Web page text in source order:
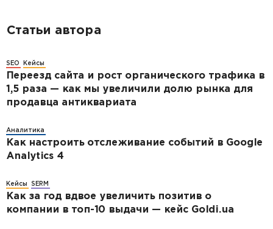
Статьи автора
SEO Кейсы
Переезд сайта и рост органического трафика в
1,5 раза — как мы увеличили долю рынка для
продавца антиквариата
Аналитика
Как настроить отслеживание событий в Google
Analytics 4
Кейсы SERM
Как за год вдвое увеличить позитив о
компании в топ-10 выдачи — кейс Goldi.ua